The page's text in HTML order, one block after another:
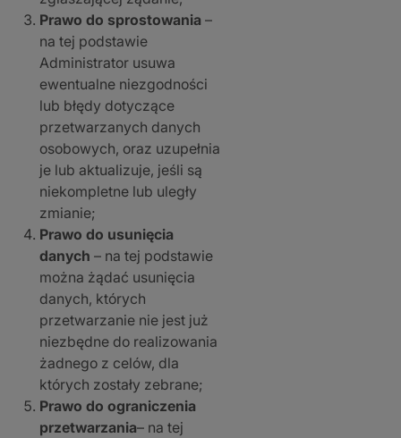
Prawo do sprostowania –
na tej podstawie
Administrator usuwa
ewentualne niezgodności
lub błędy dotyczące
przetwarzanych danych
osobowych, oraz uzupełnia
je lub aktualizuje, jeśli są
niekompletne lub uległy
zmianie;
Prawo do usunięcia
danych – na tej podstawie
można żądać usunięcia
danych, których
przetwarzanie nie jest już
niezbędne do realizowania
żadnego z celów, dla
których zostały zebrane;
Prawo do ograniczenia
przetwarzania– na tej